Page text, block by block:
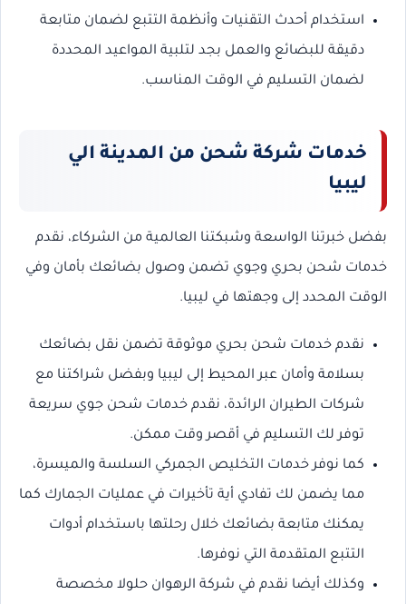
استخدام أحدث التقنيات وأنظمة التتبع لضمان متابعة
دقيقة للبضائع والعمل بجد لتلبية المواعيد المحددة
لضمان التسليم في الوقت المناسب.
خدمات شركة شحن من المدينة الي
ليبيا
بفضل خبرتنا الواسعة وشبكتنا العالمية من الشركاء، نقدم
خدمات شحن بحري وجوي تضمن وصول بضائعك بأمان وفي
الوقت المحدد إلى وجهتها في ليبيا.
نقدم خدمات شحن بحري موثوقة تضمن نقل بضائعك
بسلامة وأمان عبر المحيط إلى ليبيا وبفضل شراكتنا مع
شركات الطيران الرائدة، نقدم خدمات شحن جوي سريعة
توفر لك التسليم في أقصر وقت ممكن.
كما نوفر خدمات التخليص الجمركي السلسة والميسرة،
مما يضمن لك تفادي أية تأخيرات في عمليات الجمارك كما
يمكنك متابعة بضائعك خلال رحلتها باستخدام أدوات
التتبع المتقدمة التي نوفرها.
وكذلك أيضا نقدم في شركة الرهوان حلولا مخصصة